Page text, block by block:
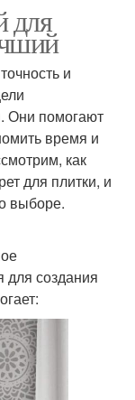
для
и
Они помогают
время и
как
для плитки, и
выборе.
для создания